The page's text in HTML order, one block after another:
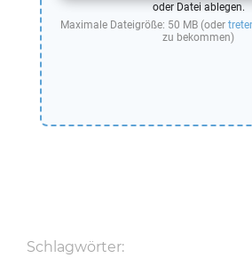
oder Datei ablegen.
Maximale Dateigröße: 50 MB (oder
zu bekommen)
Schlagwörter: